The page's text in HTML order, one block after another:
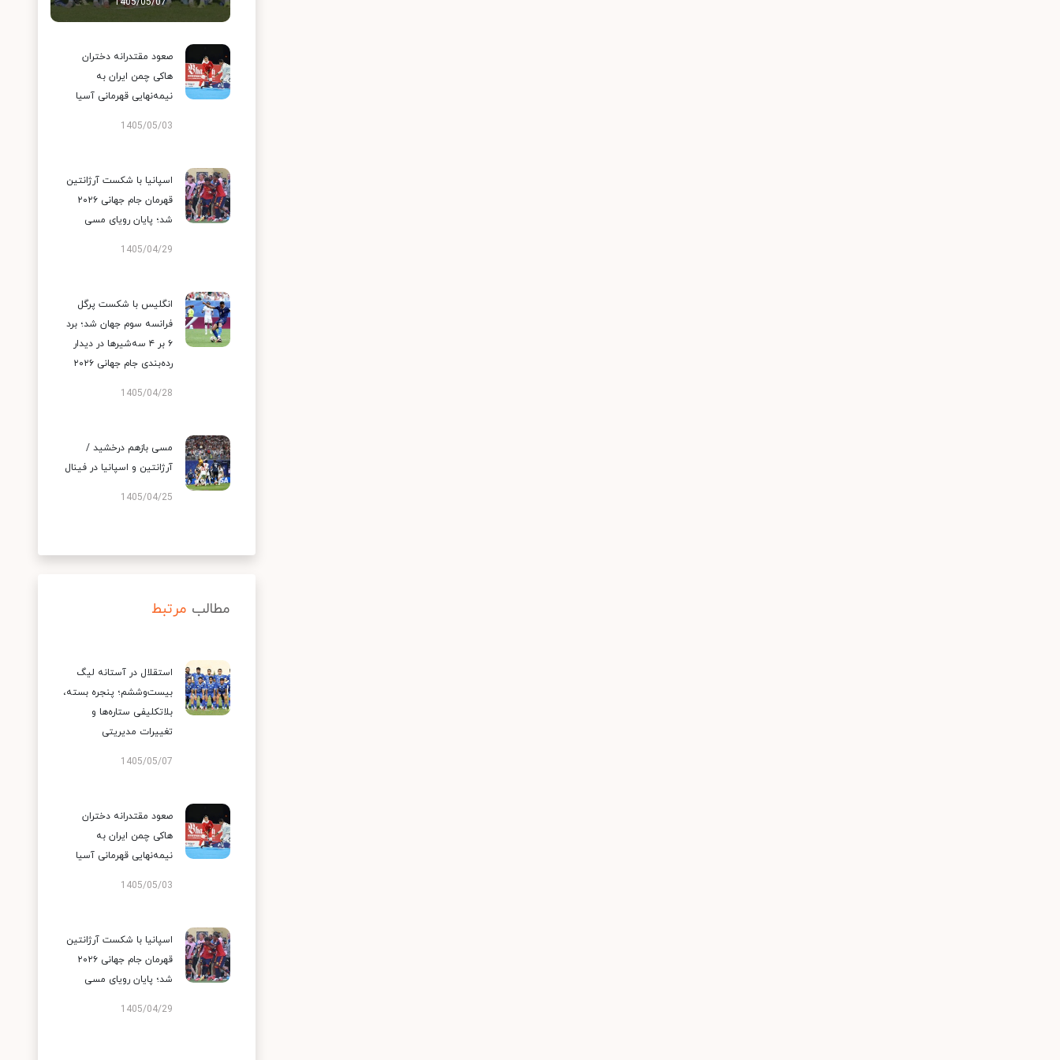
صعود مقتدرانه دختران
هاکی چمن ایران به
نیمه‌نهایی قهرمانی آسیا
1405/05/03
اسپانیا با شکست آرژانتین
قهرمان جام جهانی ۲۰۲۶
شد؛ پایان رویای مسی
1405/04/29
انگلیس با شکست پرگل
فرانسه سوم جهان شد؛ برد
۶ بر ۴ سه‌شیرها در دیدار
رده‌بندی جام جهانی ۲۰۲۶
1405/04/28
مسی بازهم درخشید /
آرژانتین و اسپانیا در فینال
1405/04/25
مطالب مرتبط
استقلال در آستانه لیگ
بیست‌وششم؛ پنجره بسته،
بلاتکلیفی ستاره‌ها و
تغییرات مدیریتی
1405/05/07
صعود مقتدرانه دختران
هاکی چمن ایران به
نیمه‌نهایی قهرمانی آسیا
1405/05/03
اسپانیا با شکست آرژانتین
قهرمان جام جهانی ۲۰۲۶
شد؛ پایان رویای مسی
1405/04/29